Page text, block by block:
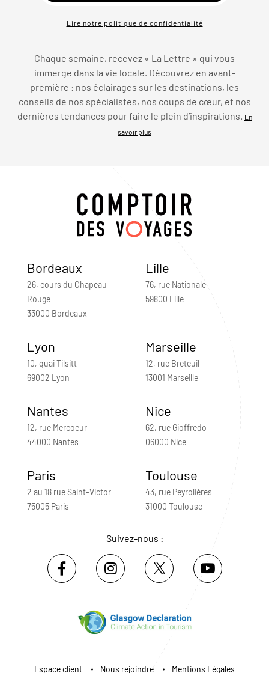
Lire notre politique de confidentialité
Chaque semaine, recevez « La Lettre » qui vous
immerge dans la vie locale. Découvrez en avant-
première : nos éclairages sur les destinations, les
conseils de nos spécialistes, nos coups de cœur, et nos
dernières tendances pour faire le plein d’inspirations. En
savoir plus
Bordeaux
26, cours du Chapeau-
Rouge
33000 Bordeaux
Lille
76, rue Nationale
59800 Lille
Lyon
10, quai Tilsitt
69002 Lyon
Marseille
12, rue Breteuil
13001 Marseille
Nantes
12, rue Mercoeur
44000 Nantes
Nice
62, rue Gioffredo
06000 Nice
Paris
2 au 18 rue Saint-Victor
75005 Paris
Toulouse
43, rue Peyrolières
31000 Toulouse
Suivez-nous :
Espace client Nous rejoindre Mentions Légales